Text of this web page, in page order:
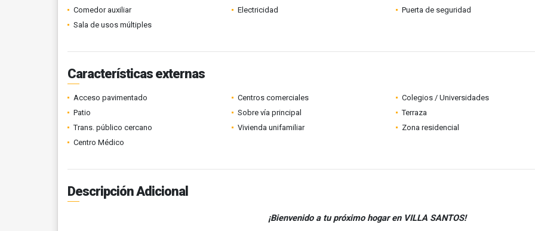
Comedor auxiliar
Electricidad
Puerta de seguridad
Sala de usos múltiples
Características externas
Acceso pavimentado Centros comerciales
Colegios / Universidades
Patio
Sobre vía principal
Terraza
Trans. público cercano
Vivienda unifamiliar
Zona residencial
Centro Médico
Descripción Adicional
¡Bienvenido a tu próximo hogar en VILLA SANTOS!